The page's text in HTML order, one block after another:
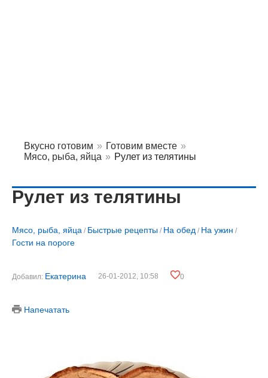
Вкусно готовим » Готовим вместе »
Мясо, рыба, яйца » Рулет из телятины
Рулет из телятины
Мясо, рыба, яйца / Быстрые рецепты / На обед / На ужин /
Гости на пороге
Добавил: Екатерина 26-01-2012, 10:58 0
Напечатать